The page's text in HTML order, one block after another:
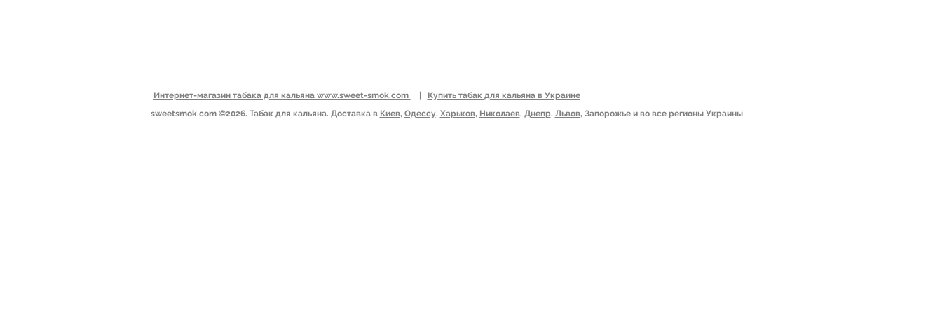
Интернет-магазин табака для кальяна www.sweet-smok.com
Купить табак для кальяна в Украине
sweetsmok.com ©2026. Табак для кальяна. Доставка в Киев, Одессу, Харьков, Николаев, Днепр, Львов, Запорожье и во все регионы Украины